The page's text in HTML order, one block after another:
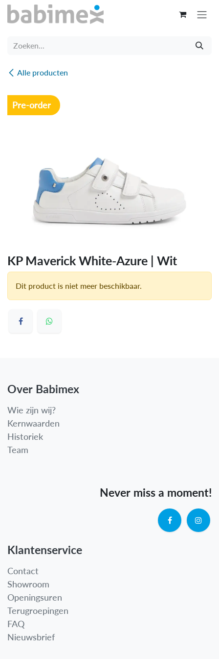
Overslaan naar inhoud
Alle producten
Pre-order
KP Maverick White-Azure | Wit
Dit product is niet meer beschikbaar.
Over Babimex
Wie zijn wij?
Kernwaarden
Historiek
Team
Never miss a moment!
Klantenservice
Contact
Showroom
Openingsuren
Terugroepingen
FAQ
Nieuwsbrief